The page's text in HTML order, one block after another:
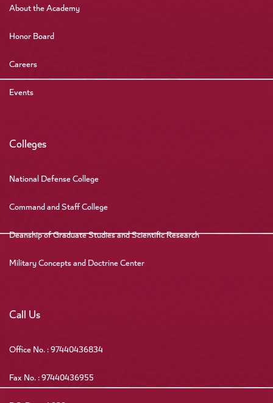
About the Academy
Honor Board
Careers
Events
Colleges
National Defense College
Command and Staff College
Deanship of Graduate Studies and Scientific Research
Military Concepts and Doctrine Center
Call Us
Office No. : 97440436834
Fax No. : 97440436955